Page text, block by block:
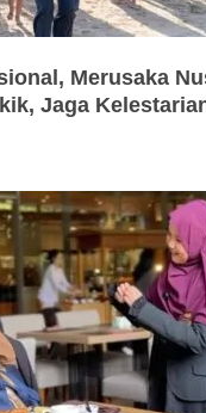
Merusaka
Jaga